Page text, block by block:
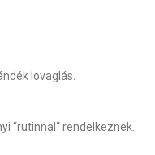
lovaglás.
“rutinnal“ rendelkeznek.